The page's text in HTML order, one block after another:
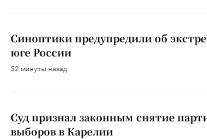
Синоптики предупредили об
юге России
52 минуты назад
Суд признал законным снятие
выборов в Карелии